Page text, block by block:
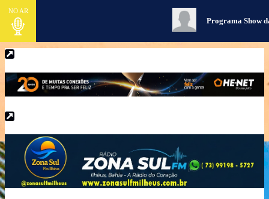
NO AR
Programa Show